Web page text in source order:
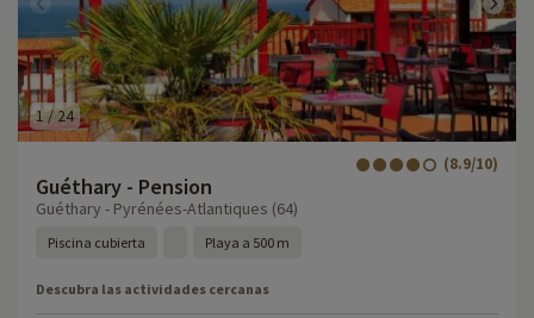
1/24
Guéthary - Pension
(8.9/10)
Guéthary - Pyrénées-Atlantiques (64)
Piscina cubierta Playa a 500 m
Descubra las actividades cercanas